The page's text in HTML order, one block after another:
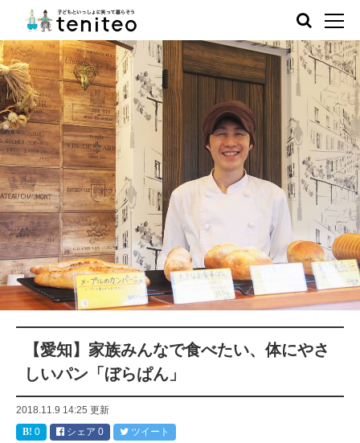
【愛知】家族みんなで食べたい、体にやさ
しいパン「ぼらぱん」
2018.11.9 14:25 更新
0
シェア 0 ツイート